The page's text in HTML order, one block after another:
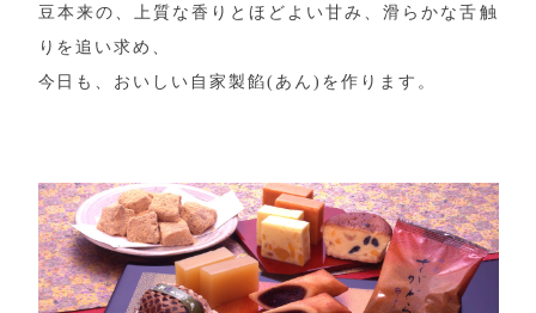
豆本来の、上質な香りとほどよい甘み、滑らかな舌触
りを追い求め、
今日も、おいしい自家製餡(あん)を作ります。